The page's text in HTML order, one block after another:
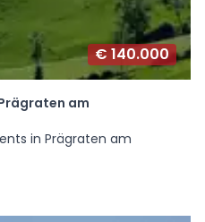
€ 140.000
am
in Prägraten am